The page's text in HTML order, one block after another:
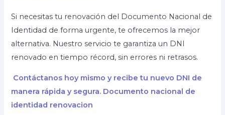
Si necesitas tu renovación del Documento Nacional de
Identidad de forma urgente, te ofrecemos la mejor
alternativa. Nuestro servicio te garantiza un DNI
renovado en tiempo récord, sin errores ni retrasos.
Contáctanos hoy mismo y recibe tu nuevo DNI de
manera rápida y segura. Documento nacional de
identidad renovacion